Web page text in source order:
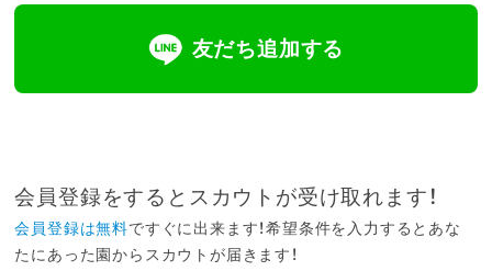
友だち追加する
会員登録をするとスカウトが受け取れます！
会員登録は無料ですぐに出来ます！希望条件を入力するとあな
たにあった園からスカウトが届きます！